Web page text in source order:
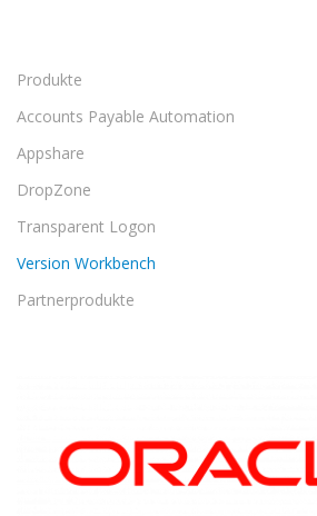
Produkte
Accounts Payable Automation
Appshare
DropZone
Transparent Logon
Version Workbench
Partnerprodukte